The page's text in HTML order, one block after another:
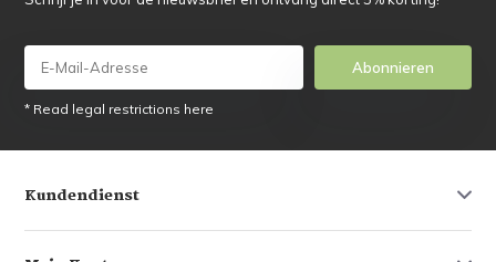
Abonnieren
* Read legal restrictions here
Kundendienst